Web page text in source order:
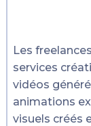
Les
services
vidéos
animations
visuels créés